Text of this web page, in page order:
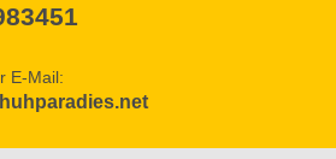
E-Mail: